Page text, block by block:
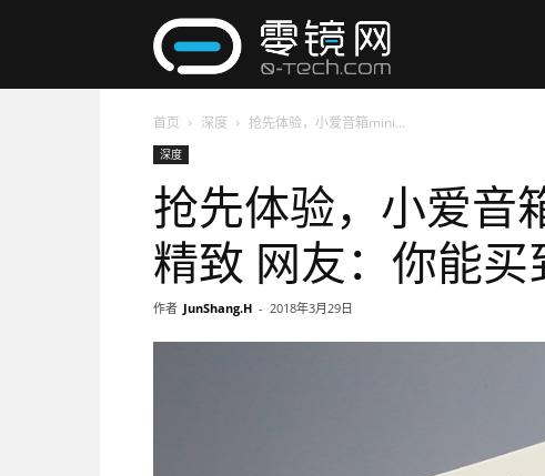
镜
网
首页 深度 抢先体验，小爱音箱mini...
深度
抢先体验，小爱音
精致 网友：你能买
作者 JunShang.H - 2018年3月29日